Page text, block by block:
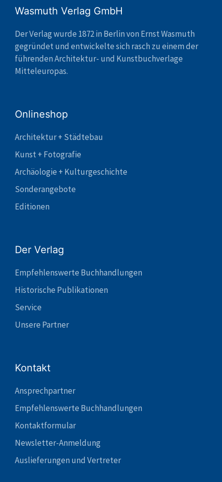
Wasmuth Verlag GmbH
Der Verlag wurde 1872 in Berlin von Ernst Wasmuth
gegründet und entwickelte sich rasch zu einem der
führenden Architektur- und Kunstbuchverlage
Mitteleuropas.
Onlineshop
Architektur + Städtebau
Kunst + Fotografie
Archäologie + Kulturgeschichte
Sonderangebote
Editionen
Der Verlag
Empfehlenswerte Buchhandlungen
Historische Publikationen
Service
Unsere Partner
Kontakt
Ansprechpartner
Empfehlenswerte Buchhandlungen
Kontaktformular
Newsletter-Anmeldung
Auslieferungen und Vertreter